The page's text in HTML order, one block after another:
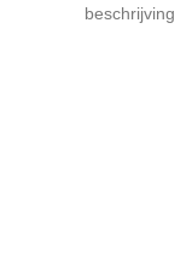
beschrijving